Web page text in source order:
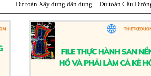
Dự toán Cầu
Dự toán Xây dựng dân dụng